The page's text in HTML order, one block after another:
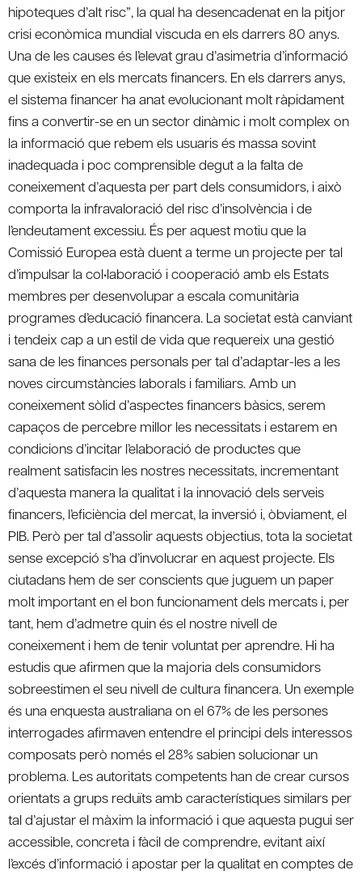
hipoteques d’alt risc”, la qual ha desencadenat en la pitjor
crisi econòmica mundial viscuda en els darrers 80 anys.
Una de les causes és l’elevat grau d’asimetria d’informació
que existeix en els mercats financers. En els darrers anys,
el sistema financer ha anat evolucionant molt ràpidament
fins a convertir-se en un sector dinàmic i molt complex on
la informació que rebem els usuaris és massa sovint
inadequada i poc comprensible degut a la falta de
coneixement d’aquesta per part dels consumidors, i això
comporta la infravaloració del risc d’insolvència i de
l’endeutament excessiu. És per aquest motiu que la
Comissió Europea està duent a terme un projecte per tal
d’impulsar la col•laboració i cooperació amb els Estats
membres per desenvolupar a escala comunitària
programes d’educació financera. La societat està canviant
i tendeix cap a un estil de vida que requereix una gestió
sana de les finances personals per tal d’adaptar-les a les
noves circumstàncies laborals i familiars. Amb un
coneixement sòlid d’aspectes financers bàsics, serem
capaços de percebre millor les necessitats i estarem en
condicions d’incitar l’elaboració de productes que
realment satisfacin les nostres necessitats, incrementant
d’aquesta manera la qualitat i la innovació dels serveis
financers, l’eficiència del mercat, la inversió i, òbviament, el
PIB. Però per tal d’assolir aquests objectius, tota la societat
sense excepció s’ha d’involucrar en aquest projecte. Els
ciutadans hem de ser conscients que juguem un paper
molt important en el bon funcionament dels mercats i, per
tant, hem d’admetre quin és el nostre nivell de
coneixement i hem de tenir voluntat per aprendre. Hi ha
estudis que afirmen que la majoria dels consumidors
sobreestimen el seu nivell de cultura financera. Un exemple
és una enquesta australiana on el 67% de les persones
interrogades afirmaven entendre el principi dels interessos
composats però només el 28% sabien solucionar un
problema. Les autoritats competents han de crear cursos
orientats a grups reduïts amb característiques similars per
tal d’ajustar el màxim la informació i que aquesta pugui ser
accessible, concreta i fàcil de comprendre, evitant així
l’excés d’informació i apostar per la qualitat en comptes de